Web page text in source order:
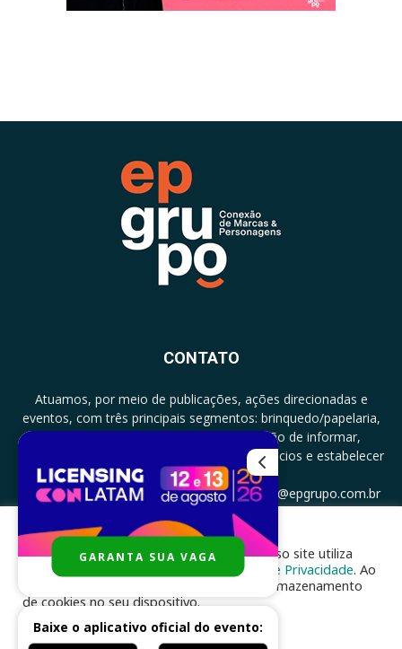
CONTATO
Atuamos, por meio de publicações, ações direcionadas e
eventos, com três principais segmentos: brinquedo/papelaria,
licenciamento e zero a três com a missão de informar,
documentar, proporcionar encontro de negócios e estabelecer
parcerias.
CONTATO: +5511994513097 - atendimento@epgrupo.com.br
SIGA-NOS
Para melhor experiência e navegação, nosso site utiliza
cookies, de acordo com a nossa
Política de Privacidade. Ao
clicar em “aceito”, você concorda com o armazenamento
de cookies no seu dispositivo.
ACEITAR
GARANTA SUA VAGA
Baixe o aplicativo oficial do evento: